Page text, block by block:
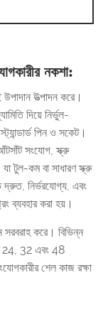
নকশা:
উত্পাদন করে।
দিয়ে নির্ভুল-
পিন ও সকেট।
আঁটসাঁট সংযোগ, স্ক্রু
টুল-কম বা সাধারণ স্ক্রু
দ্রুত, নির্ভরযোগ্য, এবং
ব্যবহার করা হয়।
সরবরাহ করে। বিভিন্ন
24, 32 এবং 48
শেল কাজ রক্ষা